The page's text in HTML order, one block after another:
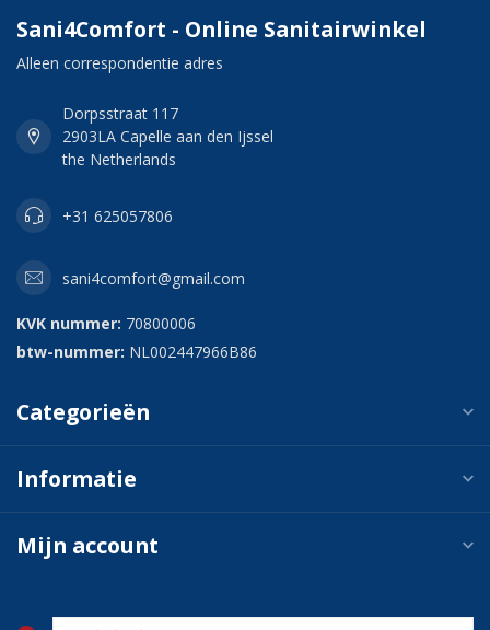
Sani4Comfort - Online Sanitairwinkel
Alleen correspondentie adres
Dorpsstraat 117
2903LA Capelle aan den Ijssel
the Netherlands
+31 625057806
sani4comfort@gmail.com
KVK nummer: 70800006
btw-nummer: NL002447966B86
Categorieën
Informatie
Mijn account